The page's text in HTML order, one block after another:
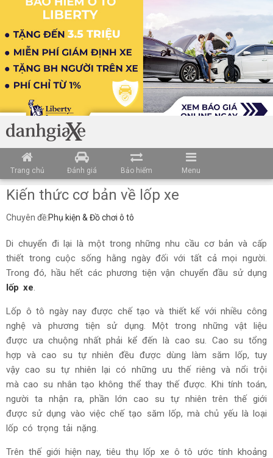
Trang chủ Đánh giá Bảo hiểm Menu
Kiến thức cơ bản về lốp xe
Chuyên đề:Phụ kiện & Đồ chơi ô tô
Di chuyển đi lại là một trong những nhu cầu cơ bản và cấp
thiết trong cuộc sống hằng ngày đối với tất cả mọi người.
Trong đó, hầu hết các phương tiện vận chuyển đầu sử dụng
lốp xe.
Lốp ô tô ngày nay được chế tạo và thiết kế với nhiều công
nghệ và phương tiện sử dụng. Một trong những vật liệu
được ưa chuộng nhất phải kể đến là cao su. Cao su tổng
hợp và cao su tự nhiên đều được dùng làm săm lốp, tuy
vậy cao su tự nhiên lại có những ưu thế riêng và nổi trội
mà cao su nhân tạo không thể thay thế được. Khi tính toán,
người ta nhận ra, phần lớn cao su tự nhiên trên thế giới
được sử dụng vào việc chế tạo săm lốp, mà chủ yếu là loại
lốp có trọng tải nặng.
Trên thế giới hiện nay, tiêu thụ lốp xe ô tô ước tính khoảng